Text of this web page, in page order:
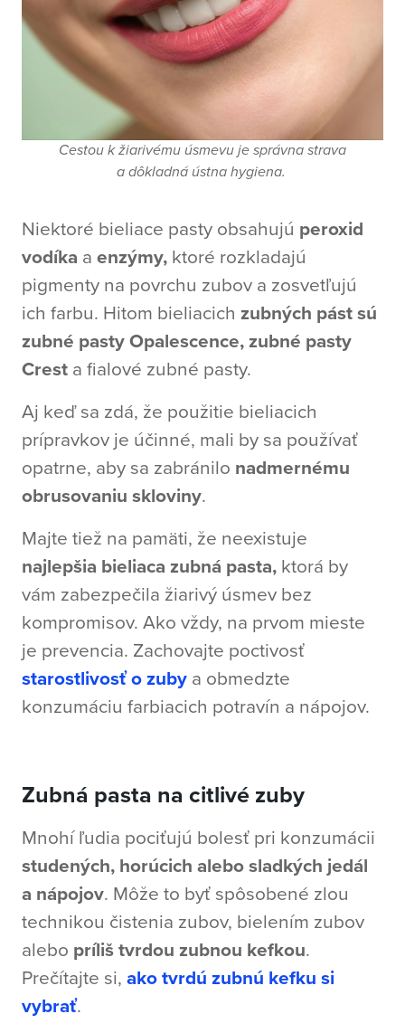
Cestou k žiarivému úsmevu je správna strava
a dôkladná ústna hygiena.
Niektoré bieliace pasty obsahujú peroxid
vodíka a enzýmy, ktoré rozkladajú
pigmenty na povrchu zubov a zosvetľujú
ich farbu. Hitom bieliacich zubných pást sú
zubné pasty Opalescence, zubné pasty
Crest a fialové zubné pasty.
Aj keď sa zdá, že použitie bieliacich
prípravkov je účinné, mali by sa používať
opatrne, aby sa zabránilo nadmernému
obrusovaniu skloviny.
Majte tiež na pamäti, že neexistuje
najlepšia bieliaca zubná pasta, ktorá by
vám zabezpečila žiarivý úsmev bez
kompromisov. Ako vždy, na prvom mieste
je prevencia. Zachovajte poctivosť
starostlivosť o zuby a obmedzte
konzumáciu farbiacich potravín a nápojov.
Zubná pasta na citlivé zuby
Mnohí ľudia pociťujú bolesť pri konzumácii
studených, horúcich alebo sladkých jedál
a nápojov. Môže to byť spôsobené zlou
technikou čistenia zubov, bielením zubov
alebo príliš tvrdou zubnou kefkou.
Prečítajte si, ako tvrdú zubnú kefku si
vybrať.